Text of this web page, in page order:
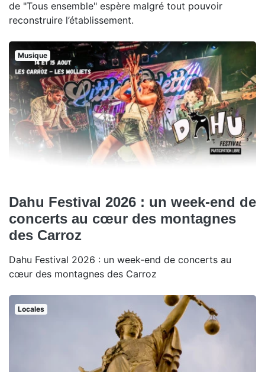
de "Tous ensemble" espère malgré tout pouvoir
reconstruire l’établissement.
Musique
Dahu Festival 2026 : un week-end de
concerts au cœur des montagnes
des Carroz
Dahu Festival 2026 : un week-end de concerts au
cœur des montagnes des Carroz
Locales